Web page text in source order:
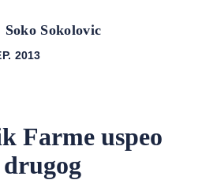
Sokolovic
2013
Farme uspeo